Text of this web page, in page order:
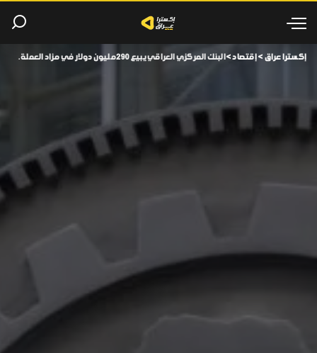
إكسترا عراق >إقتصاد>البنك المركزي العراقي يبيع 290 مليون دولار في مزاد العملة.